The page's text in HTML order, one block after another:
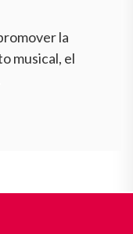
la
musical, el